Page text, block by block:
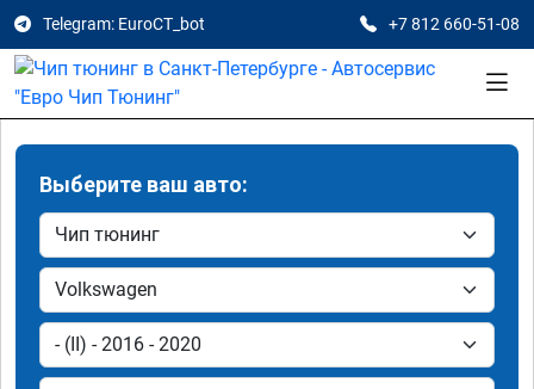
Telegram: EuroCT_bot +7 812 660-51-08
Выберите ваш авто: